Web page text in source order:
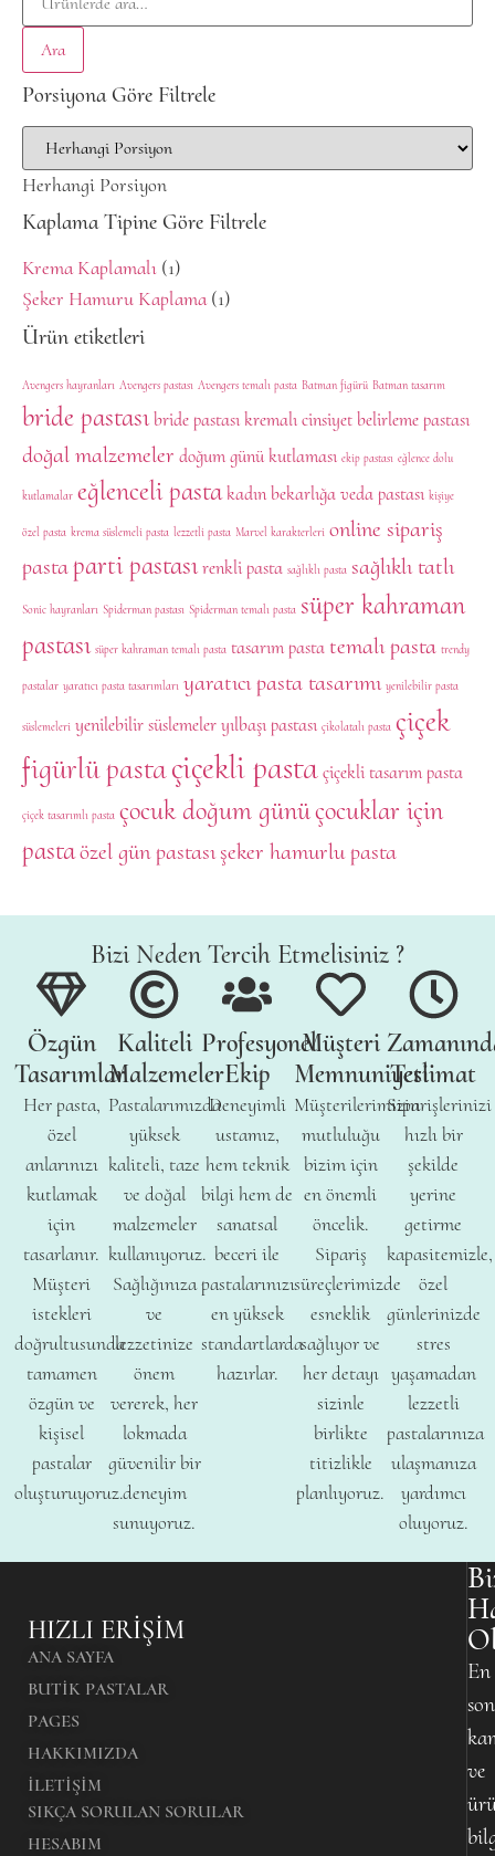
Ara
Porsiyona Göre Filtrele
Herhangi Porsiyon
Kaplama Tipine Göre Filtrele
Krema Kaplamalı (1)
Şeker Hamuru Kaplama (1)
Ürün etiketleri
Avengers hayranları Avengers pastası Avengers temalı pasta Batman figürü Batman tasarım
bride pastası bride pastası kremalı cinsiyet belirleme pastası
doğal malzemeler doğum günü kutlaması ekip pastası eğlence dolu
kutlamalar eğlenceli pasta kadın bekarlığa veda pastası kişiye
özel pasta krema süslemeli pasta lezzetli pasta Marvel karakterleri online sipariş
pastaparti pastası renkli pasta sağlıklı pasta sağlıklı tatlı
Sonic hayranları Spiderman pastası Spiderman temalı pasta süper kahraman
pastası süper kahraman temalı pasta tasarım pasta temalı pasta trendy
pastalar yaratıcı pasta tasarımları yaratıcı pasta tasarımı yenilebilir pasta
süslemeleri yenilebilir süslemeler yılbaşı pastası çikolatalı pasta çiçek
figürlü pastaçiçekli pasta çiçekli tasarım pasta
çiçek tasarımlı pasta çocuk doğum günüçocuklar için
pastaözel gün pastasışeker hamurlu pasta
Bizi Neden Tercih Etmelisiniz ?
Özgün
Tasarımlar
Her pasta,
özel
anlarınızı
kutlamak
için
tasarlanır.
Müşteri
istekleri
doğrultusunda
tamamen
özgün ve
kişisel
pastalar
oluşturuyoruz.
Kaliteli
Malzemeler
Pastalarımızda
yüksek
kaliteli, taze
ve doğal
malzemeler
kullanıyoruz.
Sağlığınıza
ve
lezzetinize
önem
vererek, her
lokmada
güvenilir bir
deneyim
sunuyoruz.
Profesyonel
Ekip
Deneyimli
ustamız,
hem teknik
bilgi hem de
sanatsal
beceri ile
pastalarınızı
en yüksek
standartlarda
hazırlar.
Müşteri
Memnuniyeti
Müşterilerimizin
mutluluğu
bizim için
en önemli
öncelik.
Sipariş
süreçlerimizde
esneklik
sağlıyor ve
her detayı
sizinle
birlikte
titizlikle
planlıyoruz.
Teslimat
Siparişlerinizi
hızlı bir
şekilde
yerine
getirme
kapasitemizle,
özel
günlerinizde
stres
yaşamadan
lezzetli
pastalarınıza
ulaşmanıza
yardımcı
oluyoruz.
HIZLI ERIŞIM
ANA SAYFA
BUTIK PASTALAR
PAGES
HAKKIMIZDA
İLETIŞIM
SIKÇA SORULAN SORULAR
HESABIM
En
son
ve